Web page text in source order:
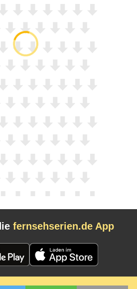
fernsehserien.de App